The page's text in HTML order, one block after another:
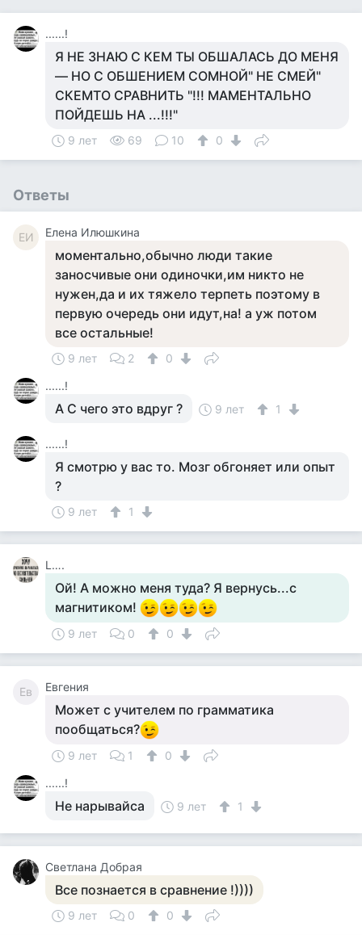
......!
Я НЕ ЗНАЮ С КЕМ ТЫ ОБШАЛАСЬ ДО МЕНЯ
— НО С ОБШЕНИЕМ СОМНОЙ" НЕ СМЕЙ"
СКЕМТО СРАВНИТЬ "!!! МАМЕНТАЛЬНО
ПОЙДЕШЬ НА ...!!!"
9 лет 69 10 0
Ответы
ЕИ Елена Илюшкина
моментально,обычно люди такие
заносчивые они одиночки,им никто не
нужен,да и их тяжело терпеть поэтому в
первую очередь они идут,на! а уж потом
все остальные!
9 лет 2
0
......!
А С чего это вдруг ? 9 лет 1
......!
Я смотрю у вас то. Мозг обгоняет или опыт
?
9 лет 1
L….
Ой! А можно меня туда? Я вернусь...с
магнитиком!
9 лет 0 0
Ев Евгения
Может с учителем по грамматика
пообщаться?
9 лет 1
0
......!
Не нарывайса 9 лет 1
Светлана Добрая
Все познается в сравнение !))))
9 лет 0 0